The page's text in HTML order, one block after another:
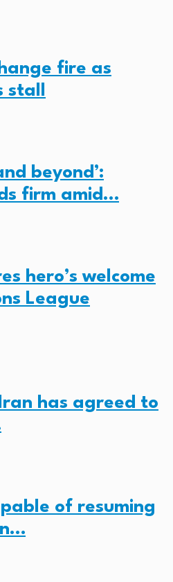
fire as
beyond’:
firm amid…
hero’s welcome
League
has agreed to
of resuming